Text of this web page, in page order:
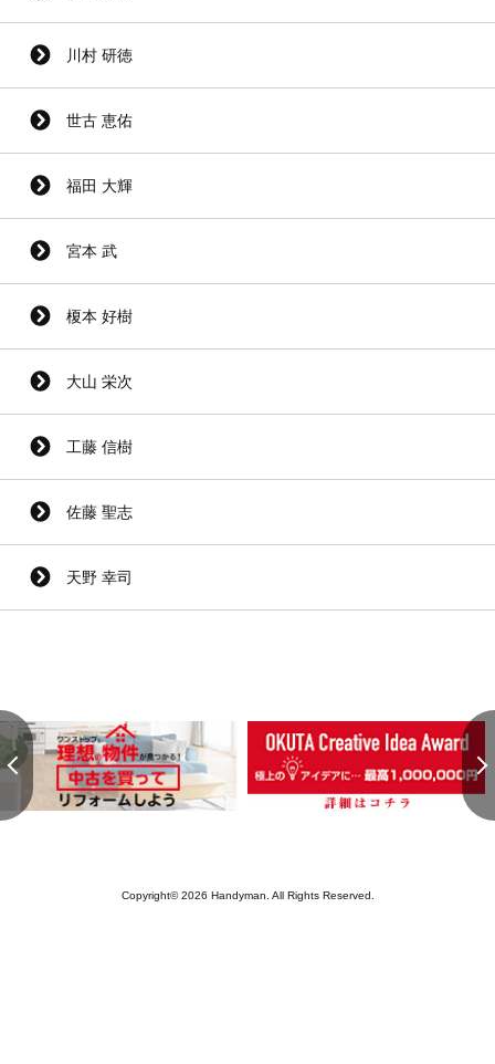
川村 研徳
世古 恵佑
福田 大輝
宮本 武
榎本 好樹
大山 栄次
工藤 信樹
佐藤 聖志
天野 幸司
Copyright© 2026 Handyman. All Rights Reserved.